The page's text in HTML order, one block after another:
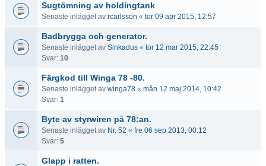
Sugtömning av holdingtank
Senaste inlägget av rcarlsson « tor 09 apr 2015, 12:57
Badbrygga och generator.
Senaste inlägget av Sinkadus « tor 12 mar 2015, 22:45
Svar: 10
Färgkod till Winga 78 -80.
Senaste inlägget av winga78 « mån 12 maj 2014, 10:42
Svar: 1
Byte av styrwiren på 78:an.
Senaste inlägget av Nr. 52 « fre 06 sep 2013, 00:12
Svar: 5
Glapp i ratten.